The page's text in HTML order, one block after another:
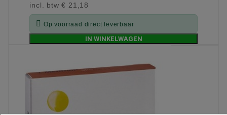
incl. btw€ 21,18
 Op voorraad direct leverbaar
IN WINKELWAGEN